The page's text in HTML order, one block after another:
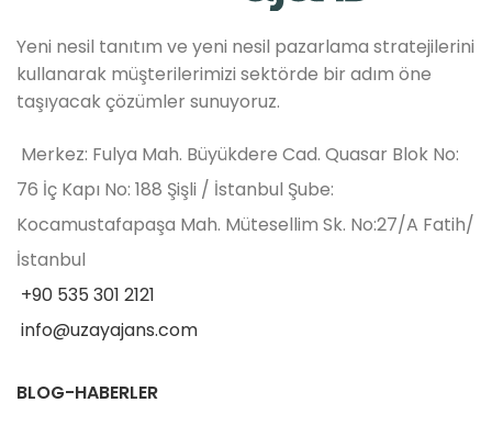
Yeni nesil tanıtım ve yeni nesil pazarlama stratejilerini
kullanarak müşterilerimizi sektörde bir adım öne
taşıyacak çözümler sunuyoruz.
Merkez: Fulya Mah. Büyükdere Cad. Quasar Blok No:
76 İç Kapı No: 188 Şişli / İstanbul Şube:
Kocamustafapaşa Mah. Mütesellim Sk. No:27/A Fatih/
İstanbul
+90 535 301 2121
info@uzayajans.com
BLOG-HABERLER